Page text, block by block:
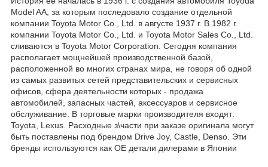
Model AA, за которым последовало создание отдельной
компании Toyota Motor Co., Ltd. в августе 1937 г. В 1982 г.
компании Toyota Motor Co., Ltd. и Toyota Motor Sales Co., Ltd.
сливаются в Toyota Motor Corporation. Сегодня компания
располагает мощнейшей производственной базой,
расположенной во многих странах мира, не говоря об одной
из самых развитых сетей представительских и сервисных
офисов, сфера деятельности которых - продажа
автомобилей, запасных частей, аксессуаров и сервисное
обслуживание. В торговые марки производителя входят:
Toyota, Lexus. Расходные з\части при заказе оригинала могут
быть поставлены под брендом Drive Joy, Castle, Denso. Эти
бренды используются как ОЕ детали дилерами в Японии